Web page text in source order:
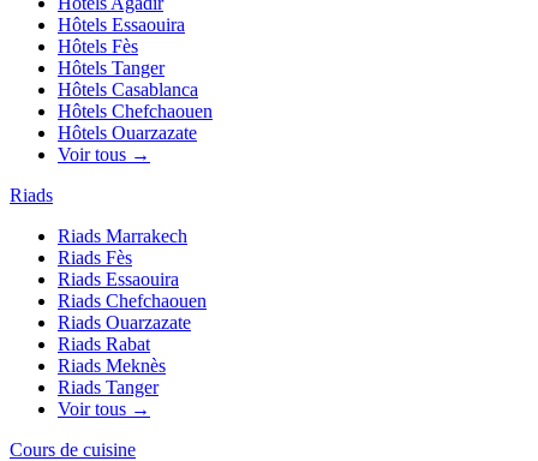
Hôtels Essaouira
Hôtels Fès
Hôtels Tanger
Hôtels Casablanca
Hôtels Chefchaouen
Hôtels Ouarzazate
Voir tous →
Riads
Riads Marrakech
Riads Fès
Riads Essaouira
Riads Chefchaouen
Riads Ouarzazate
Riads Rabat
Riads Meknès
Riads Tanger
Voir tous →
Cours de cuisine